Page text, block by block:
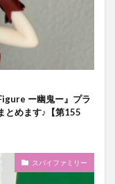
ー幽鬼ー』プラ
とめます♪【第155
スパイファミリー